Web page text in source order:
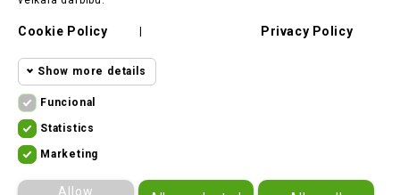
Klients Saka
Cookie Policy Privacy Policy
Show more details
Statistics
cookies
Marketing
Funcional
Statistics
Marketing
Allow